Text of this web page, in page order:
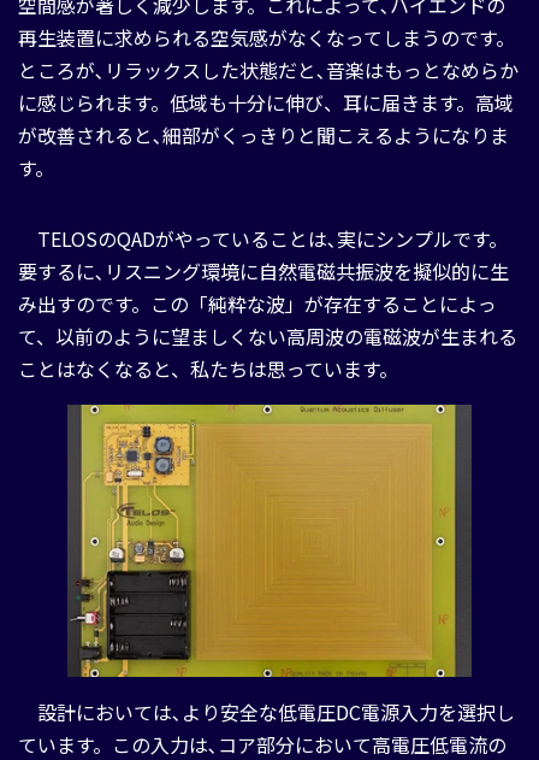
再生装置に求められる空気感がなくなってしまうのです。
ところが､リラックスした状態だと､音楽はもっとなめらか
に感じられます。低域も十分に伸び、耳に届きます。高域
が改善されると､細部がくっきりと聞こえるようになりま
す。
TELOSのQADがやっていることは､実にシンプルです。
要するに､リスニング環境に自然電磁共振波を擬似的に生
み出すのです。この「純粋な波」が存在することによっ
て、以前のように望ましくない高周波の電磁波が生まれる
ことはなくなると、私たちは思っています。
設計においては､より安全な低電圧DC電源入力を選択し
ています。この入力は､コア部分において高電圧低電流の